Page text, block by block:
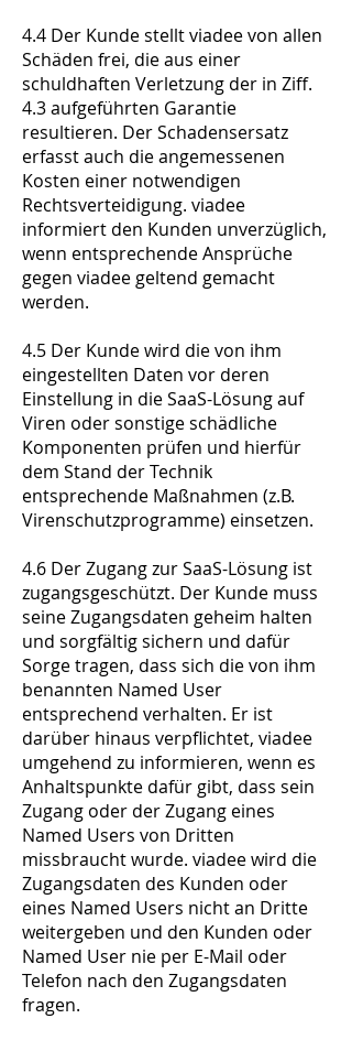
4.4 Der Kunde stellt viadee von allen
Schäden frei, die aus einer
schuldhaften Verletzung der in Ziff.
4.3 aufgeführten Garantie
resultieren. Der Schadensersatz
erfasst auch die angemessenen
Kosten einer notwendigen
Rechtsverteidigung. viadee
informiert den Kunden unverzüglich,
wenn entsprechende Ansprüche
gegen viadee geltend gemacht
werden.
4.5 Der Kunde wird die von ihm
eingestellten Daten vor deren
Einstellung in die SaaS-Lösung auf
Viren oder sonstige schädliche
Komponenten prüfen und hierfür
dem Stand der Technik
entsprechende Maßnahmen (z.B.
Virenschutzprogramme) einsetzen.
4.6 Der Zugang zur SaaS-Lösung ist
zugangsgeschützt. Der Kunde muss
seine Zugangsdaten geheim halten
und sorgfältig sichern und dafür
Sorge tragen, dass sich die von ihm
benannten Named User
entsprechend verhalten. Er ist
darüber hinaus verpflichtet, viadee
umgehend zu informieren, wenn es
Anhaltspunkte dafür gibt, dass sein
Zugang oder der Zugang eines
Named Users von Dritten
missbraucht wurde. viadee wird die
Zugangsdaten des Kunden oder
eines Named Users nicht an Dritte
weitergeben und den Kunden oder
Named User nie per E-Mail oder
Telefon nach den Zugangsdaten
fragen.